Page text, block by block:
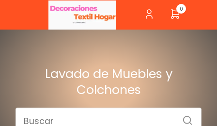
0
Lavado de Muebles y
Colchones